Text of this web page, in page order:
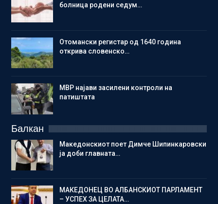
болница родени седум…
Отомански регистар од 1640 година
открива словенско…
МВР најави засилени контроли на
патиштата
Балкан
Македонскиот поет Димче Шипинкаровски
ја доби главната…
МАКЕДОНЕЦ ВО АЛБАНСКИОТ ПАРЛАМЕНТ
– УСПЕХ ЗА ЦЕЛАТА…